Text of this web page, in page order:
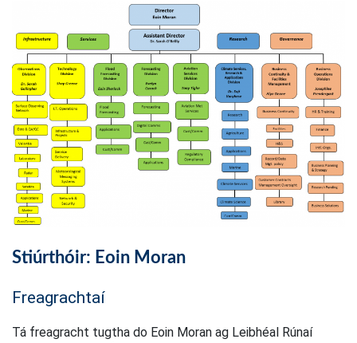
Stiúrthóir: Eoin Moran
Freagrachtaí
Tá freagracht tugtha do Eoin Moran ag Leibhéal Rúnaí